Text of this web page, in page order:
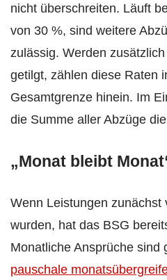
nicht überschreiten. Läuft
von 30 %, sind weitere
zulässig. Werden zusätzlich
getilgt, zählen diese Raten
Gesamtgrenze hinein. Im
die Summe aller Abzüge
„Monat bleibt
Wenn Leistungen zunächst
wurden, hat das BSG
Monatliche Ansprüche sind
pauschale